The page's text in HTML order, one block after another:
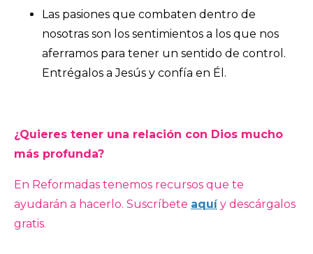
Las pasiones que combaten dentro de
nosotras son los sentimientos a los que nos
aferramos para tener un sentido de control.
Entrégalos a Jesús y confía en Él.
¿Quieres tener una relación con Dios mucho
más profunda?
En Reformadas tenemos recursos que te
ayudarán a hacerlo. Suscríbete aquíy descárgalos
gratis.